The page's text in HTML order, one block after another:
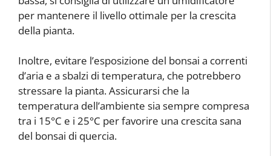
per mantenere il livello ottimale per la crescita
della pianta.
Inoltre, evitare l’esposizione del bonsai a correnti
d’aria e a sbalzi di temperatura, che potrebbero
stressare la pianta. Assicurarsi che la
temperatura dell’ambiente sia sempre compresa
tra i 15°C e i 25°C per favorire una crescita sana
del bonsai di quercia.